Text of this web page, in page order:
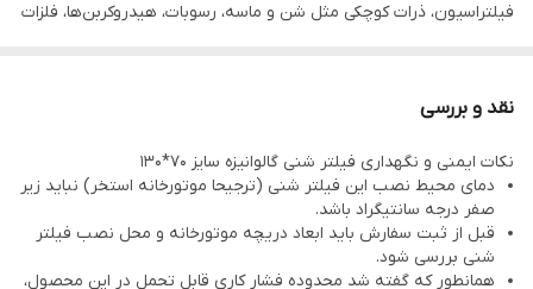
فیلتراسیون، ذرات کوچکی مثل شن و ماسه، رسوبات، هیدروکربن‌ها، فلزات
صورت لایه لایه در مخزن فیلتر شنی انباشت می‌گردد.
همانطور که از عنوان این فیلتر شنی پیداست، بدنه آن از ورق گالوانیزه
مقاوم در برابر ضربه و زنگ زدگی ساخته شده است که باعث افزایش
طول عمر و عملکرد دستگاه می‌شود.
نقد و بررسی
نکات ایمنی و نگهداری فیلتر شنی گالوانیزه سایز 70*130
دمای محیط نصب این فیلتر شنی (ترجیحا موتورخانه استخر) نباید زیر
صفر درجه سانتیگراد باشد.
قبل از ثبت سفارش باید ابعاد دریچه موتورخانه و محل نصب فیلتر
شنی بررسی شود.
همانطور که گفته شد محدوده فشار کاری قابل تحمل در این محصول،